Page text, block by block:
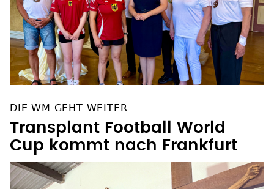
DIE WM GEHT WEITER
Transplant Football World
Cup kommt nach Frankfurt